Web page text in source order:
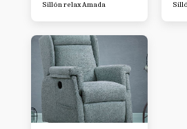
Sillón relax Amada